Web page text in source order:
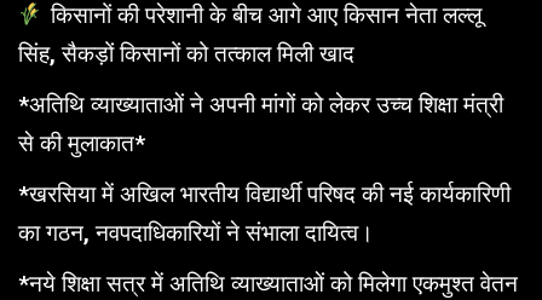
किसानों की परेशानी के बीच आगे आए किसान नेता लल्लू
सिंह, सैकड़ों किसानों को तत्काल मिली खाद
*अतिथि व्याख्याताओं ने अपनी मांगों को लेकर उच्च शिक्षा मंत्री
से की मुलाकात*
*खरसिया में अखिल भारतीय विद्यार्थी परिषद की नई कार्यकारिणी
का गठन, नवपदाधिकारियों ने संभाला दायित्व।
*नये शिक्षा सत्र में अतिथि व्याख्याताओं को मिलेगा एकमुश्त वेतन